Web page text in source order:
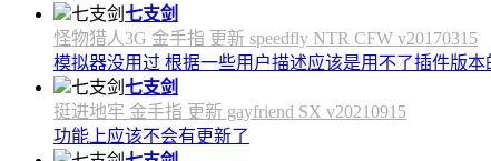
七支剑
怪物猎人3G 金手指 更新 speedfly NTR CFW v20170315
模拟器没用过 根据一些用户描述应该是用不了插件版
七支剑
挺进地牢 金手指 更新 gayfriend SX v20210915
功能上应该不会有更新了